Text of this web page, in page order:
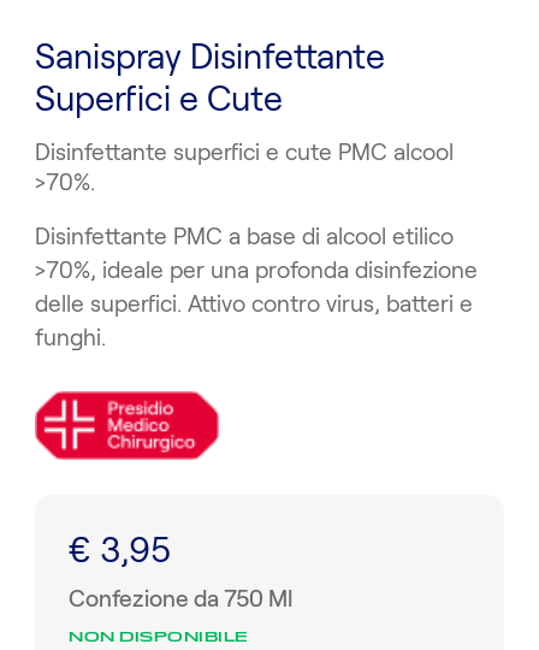
Sanispray Disinfettante
Superfici e Cute
Disinfettante superfici e cute PMC alcool
>70%.
Disinfettante PMC a base di alcool etilico
>70%, ideale per una profonda disinfezione
delle superfici. Attivo contro virus, batteri e
funghi.
€ 3,95
Confezione da 750 Ml
NON DISPONIBILE